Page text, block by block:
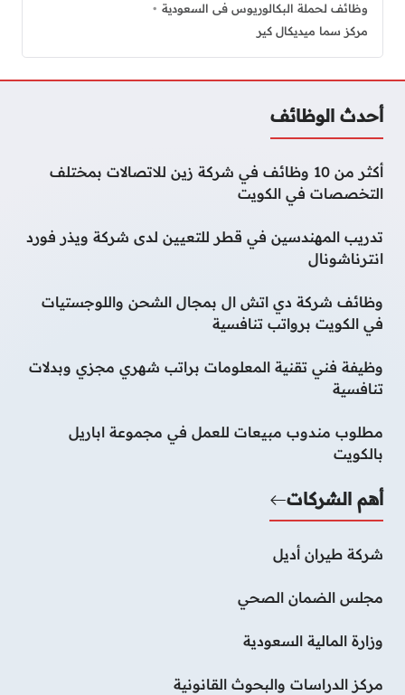
وظائف لحملة البكالوريوس فى السعودية
مركز سما ميديكال كير
أحدث الوظائف
أكثر من 10 وظائف في شركة زين للاتصالات بمختلف
التخصصات في الكويت
تدريب المهندسين في قطر للتعيين لدى شركة ويذر فورد
انترناشونال
وظائف شركة دي اتش ال بمجال الشحن واللوجستيات
في الكويت برواتب تنافسية
وظيفة فني تقنية المعلومات براتب شهري مجزي وبدلات
تنافسية
مطلوب مندوب مبيعات للعمل في مجموعة اباريل
بالكويت
أهم الشركات
شركة طيران أديل
مجلس الضمان الصحي
وزارة المالية السعودية
مركز الدراسات والبحوث القانونية